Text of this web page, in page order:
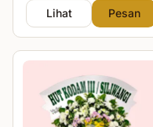
Lihat Pesan